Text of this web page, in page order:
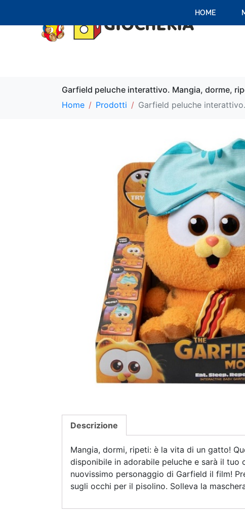
HOME
Garfield peluche interattivo. Mangia, dorme,
Home
Prodotti Garfield peluche
Descrizione
Mangia, dormi, ripeti: è la vita di un gatto!
disponibile in adorabile peluche e sarà il tuo
nuovissimo personaggio di Garfield il film!
sugli occhi per il pisolino. Solleva la